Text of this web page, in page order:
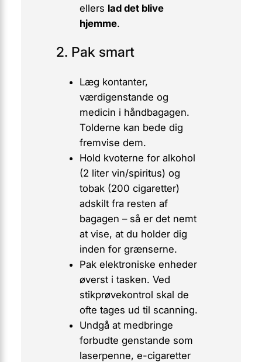
ellers lad det blive
hjemme.
2. Pak smart
Læg kontanter,
værdigenstande og
medicin i håndbagagen.
Tolderne kan bede dig
fremvise dem.
Hold kvoterne for alkohol
(2 liter vin/spiritus) og
tobak (200 cigaretter)
adskilt fra resten af
bagagen – så er det nemt
at vise, at du holder dig
inden for grænserne.
Pak elektroniske enheder
øverst i tasken. Ved
stikprøvekontrol skal de
ofte tages ud til scanning.
Undgå at medbringe
forbudte genstande som
laserpenne, e-cigaretter